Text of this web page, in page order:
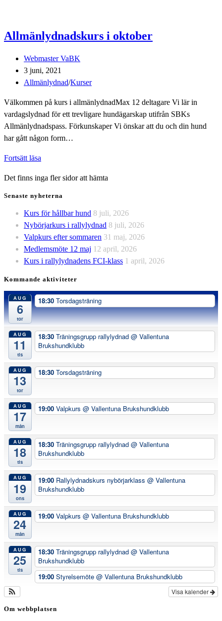
Allmänlydnadskurs i oktober
Inläggsförfattare:
Webmaster VaBK
Inlägget
publicerat:
3 juni, 2021
Inläggskategori:
Allmänlydnad/Kurser
Välkommen på kurs i allmänlydnadMax 12 deltagare Vi lär in
vardagslydnad för ett trevligare hundägarskap utifrån SBKs
Allmänlydnadspass. Förkunskaper Vi önskar att du och din hund
har gått någon form…
Fortsätt läsa
oktober
Det finns inga fler sidor att hämta
Senaste nyheterna
Kurs för hållbar hund 8 juli, 2026
Nybörjarkurs i rallylydnad 8 juli, 2026
Valpkurs efter sommaren 31 maj, 2026
Medlemsmöte 12 maj 12 april, 2026
Kurs i rallylydnadens FCI-klass 1 april, 2026
Kommande aktiviteter
AUG
6
tor
18:30 Torsdagsträning
AUG
11
tis
18:30 Träningsgrupp rallylydnad @ Vallentuna
Brukshundklubb
AUG
13
tor
18:30 Torsdagsträning
AUG
17
mån
19:00 Valpkurs @ Vallentuna Brukshundklubb
AUG
18
tis
18:30 Träningsgrupp rallylydnad @ Vallentuna
Brukshundklubb
AUG
19
ons
19:00 Rallylydnadskurs nybörjarklass @ Vallentuna
Brukshundklubb
AUG
24
mån
19:00 Valpkurs @ Vallentuna Brukshundklubb
AUG
25
tis
18:30 Träningsgrupp rallylydnad @ Vallentuna
Brukshundklubb
19:00 Styrelsemöte @ Vallentuna Brukshundklubb
Visa kalender
Om webbplatsen